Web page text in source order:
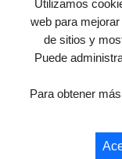
© residuos.com -
Condiciones de uso|
Muebles de terraza y
Utilizamos
web para
de sitios y
Puede
Para obtener